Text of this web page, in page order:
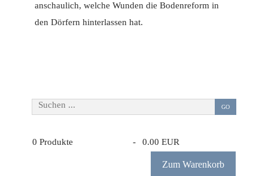
Suchen ... GO
0 Produkte - 0.00 EUR
Zum Warenkorb
anschaulich, welche Wunden die Bodenreform in
den Dörfern hinterlassen hat.